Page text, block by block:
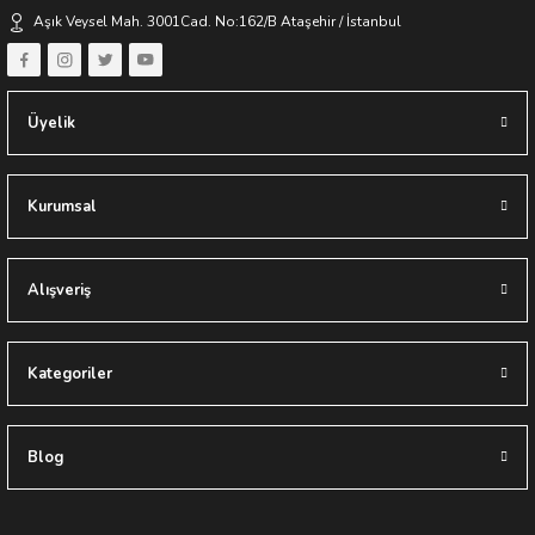
Keyifli Alışverişler Dileriz
Yapıes Banyo / Erkan Ocak
BAĞIMSIZ KÜVET BATARYASI SİYAH
15.500,00 TL
Aşık Veysel Mah. 3001Cad. No:162/B Ataşehir / İstanbul
Üyelik
Kurumsal
Alışveriş
Kategoriler
Blog